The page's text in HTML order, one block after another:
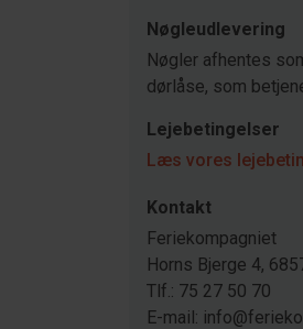
Nøgleudlevering
Nøgler afhentes
dørlåse, som
Lejebetingelser
Læs vores
Kontakt
Feriekompagniet
Horns Bjerge 4,
Tlf.: 75 27 50 70
E-mail: